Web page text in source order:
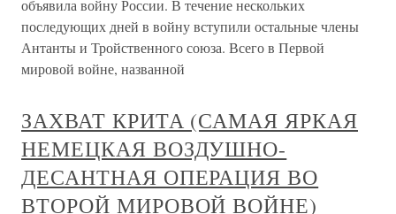
объявила войну России. В течение нескольких
последующих дней в войну вступили остальные члены
Антанты и Тройственного союза. Всего в Первой
мировой войне, названной
ЗАХВАТ КРИТА (САМАЯ ЯРКАЯ
НЕМЕЦКАЯ ВОЗДУШНО-
ДЕСАНТНАЯ ОПЕРАЦИЯ ВО
ВТОРОЙ МИРОВОЙ ВОЙНЕ)